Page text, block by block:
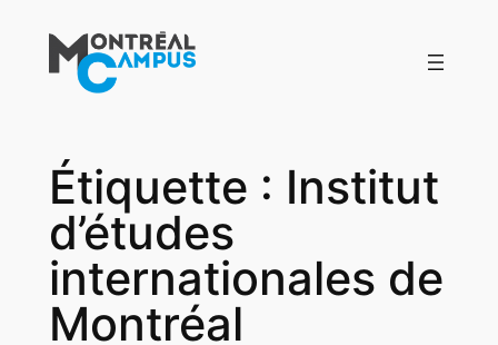
contenu
Étiquette : Institut
d’études
internationales de
Montréal